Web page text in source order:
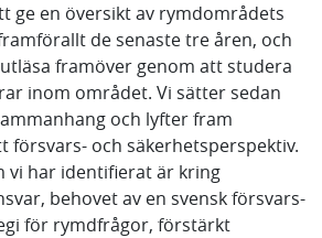
ge en översikt av rymdområdets
de senaste tre åren, och
framöver genom att studera
inom området. Vi sätter sedan
och lyfter fram
försvars- och säkerhetsperspektiv.
vi har identifierat är kring
behovet av en svensk försvars-
för rymdfrågor, förstärkt